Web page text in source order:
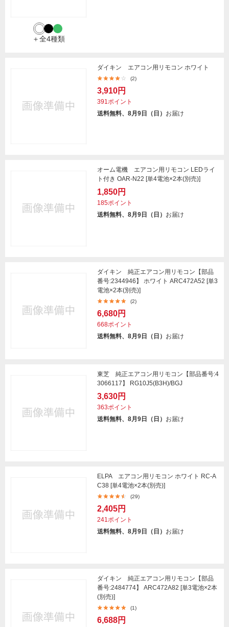
＋全4種類
ダイキン エアコン用リモコン ホワイト
(2)
3,910円
391ポイント
送料無料、8月9日（日） お届け
オーム電機 エアコン用リモコン LEDライ
ト付き OAR-N22 [単4電池×2本(別売)]
1,850円
185ポイント
送料無料、8月9日（日） お届け
ダイキン 純正エアコン用リモコン【部品
番号:2344946】 ホワイト ARC472A52 [単3
電池×2本(別売)]
(2)
6,680円
668ポイント
送料無料、8月9日（日） お届け
東芝 純正エアコン用リモコン【部品番号:4
3066117】 RG10J5(B3H)/BGJ
3,630円
363ポイント
送料無料、8月9日（日） お届け
ELPA エアコン用リモコン ホワイト RC-A
C38 [単4電池×2本(別売)]
(29)
2,405円
241ポイント
送料無料、8月9日（日） お届け
ダイキン 純正エアコン用リモコン【部品
番号:2484774】 ARC472A82 [単3電池×2本
(別売)]
(1)
6,688円